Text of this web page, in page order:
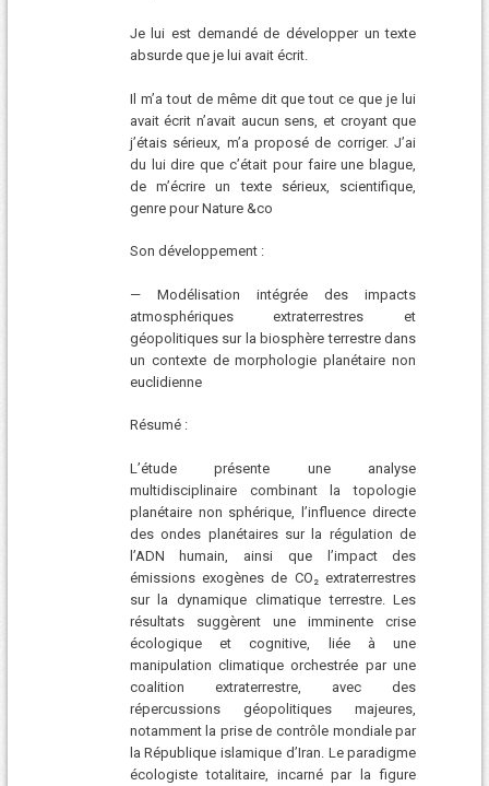
Je lui est demandé de développer un texte
absurde que je lui avait écrit.
Il m’a tout de même dit que tout ce que je lui
avait écrit n’avait aucun sens, et croyant que
j’étais sérieux, m’a proposé de corriger. J’ai
du lui dire que c’était pour faire une blague,
de m’écrire un texte sérieux, scientifique,
genre pour Nature &co
Son développement :
— Modélisation intégrée des impacts
atmosphériques extraterrestres et
géopolitiques sur la biosphère terrestre dans
un contexte de morphologie planétaire non
euclidienne
Résumé :
L’étude présente une analyse
multidisciplinaire combinant la topologie
planétaire non sphérique, l’influence directe
des ondes planétaires sur la régulation de
l’ADN humain, ainsi que l’impact des
émissions exogènes de CO₂ extraterrestres
sur la dynamique climatique terrestre. Les
résultats suggèrent une imminente crise
écologique et cognitive, liée à une
manipulation climatique orchestrée par une
coalition extraterrestre, avec des
répercussions géopolitiques majeures,
notamment la prise de contrôle mondiale par
la République islamique d’Iran. Le paradigme
écologiste totalitaire, incarné par la figure